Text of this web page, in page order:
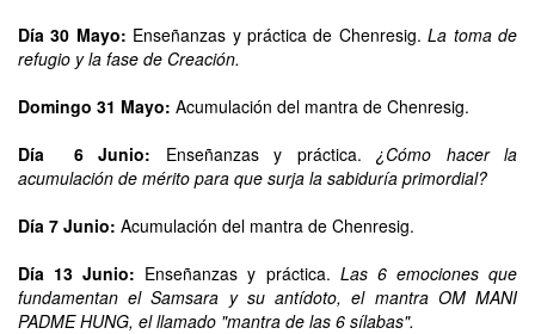
Día 30 Mayo: Enseñanzas y práctica de Chenresig.La toma de
refugio y la fase de Creación.
Domingo 31 Mayo: Acumulación del mantra de Chenresig.
Día 6 Junio: Enseñanzas y práctica.
¿Cómo hacer la
acumulación de mérito para que surja la sabiduría primordial?
Día 7 Junio: Acumulación del mantra de Chenresig.
Día 13 Junio: Enseñanzas y práctica. Las 6 emociones que
fundamentan el Samsara y su antídoto, el mantra OM MANI
PADME HUNG, el llamado "mantra de las 6 sílabas".